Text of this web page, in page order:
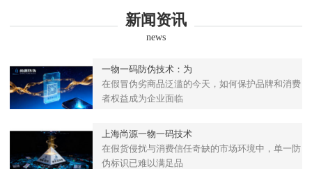
新闻资讯
news
一物一码防伪技术：为
在假冒伪劣商品泛滥的今天，如何保护品牌和消费
者权益成为企业面临
上海尚源一物一码技术
在假货侵扰与消费信任奇缺的市场环境中，单一防
伪标识已难以满足品